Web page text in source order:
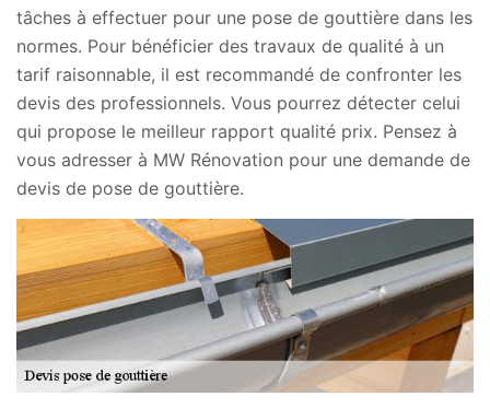
tâches à effectuer pour une pose de gouttière dans les
normes. Pour bénéficier des travaux de qualité à un
tarif raisonnable, il est recommandé de confronter les
devis des professionnels. Vous pourrez détecter celui
qui propose le meilleur rapport qualité prix. Pensez à
vous adresser à MW Rénovation pour une demande de
devis de pose de gouttière.